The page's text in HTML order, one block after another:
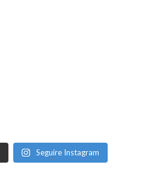
Seguire Instagram